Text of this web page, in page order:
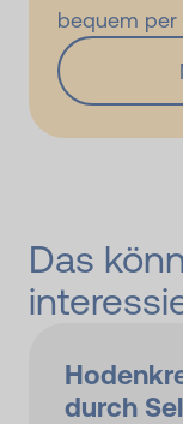
bequem per
Das
durch